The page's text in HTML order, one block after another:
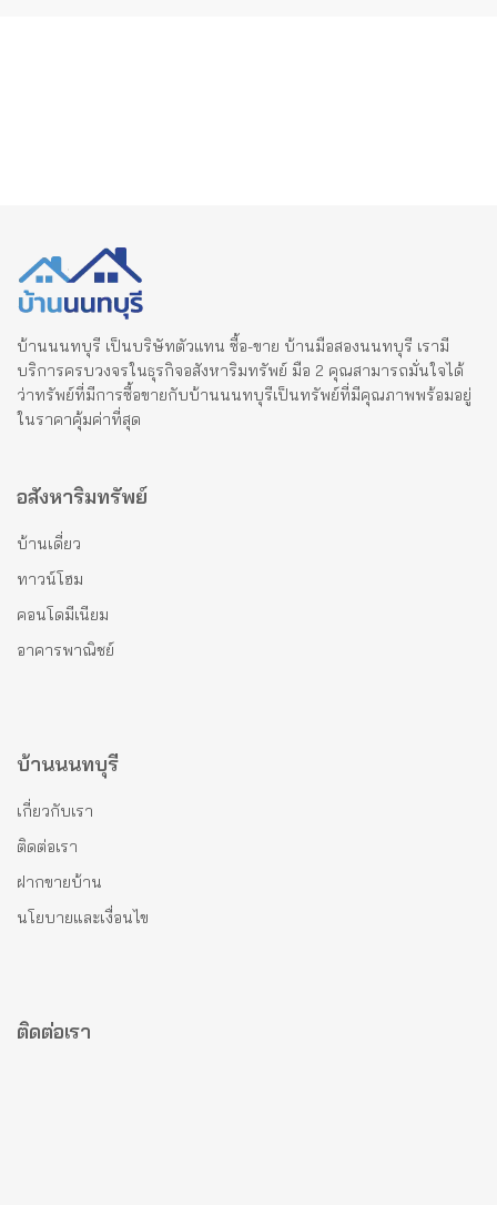
บ้านนนทบุรี เป็นบริษัทตัวแทน ซื้อ-ขาย บ้านมือสองนนทบุรี เรามี
บริการครบวงจรในธุรกิจอสังหาริมทรัพย์ มือ 2 คุณสามารถมั่นใจได้
ว่าทรัพย์ที่มีการซื้อขายกับบ้านนนทบุรีเป็นทรัพย์ที่มีคุณภาพพร้อมอยู่
ในราคาคุ้มค่าที่สุด
อสังหาริมทรัพย์
บ้านเดี่ยว
ทาวน์โฮม
คอนโดมีเนียม
อาคารพาณิชย์
บ้านนนทบุรี
เกี่ยวกับเรา
ติดต่อเรา
ฝากขายบ้าน
นโยบายและเงื่อนไข
ติดต่อเรา